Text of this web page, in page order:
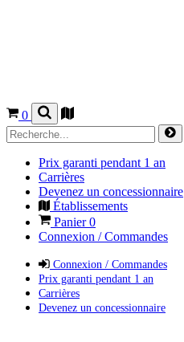
0
Prix garanti pendant 1 an
Carrières
Devenez un concessionnaire
Établissements
Panier0
Connexion / Commandes
Connexion / Commandes
Prix garanti pendant 1 an
Carrières
Devenez un concessionnaire